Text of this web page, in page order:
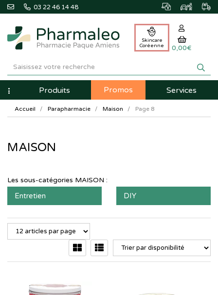
03 22 46 14 48
Pharmaleo
Pharmacie
Paque
Amiens
Skincare
Coréenne
0,00€
NavigationProduits Promos Services
Accueil Parapharmacie Maison Page 8
MAISON
Les sous-catégories MAISON :
Entretien DIY